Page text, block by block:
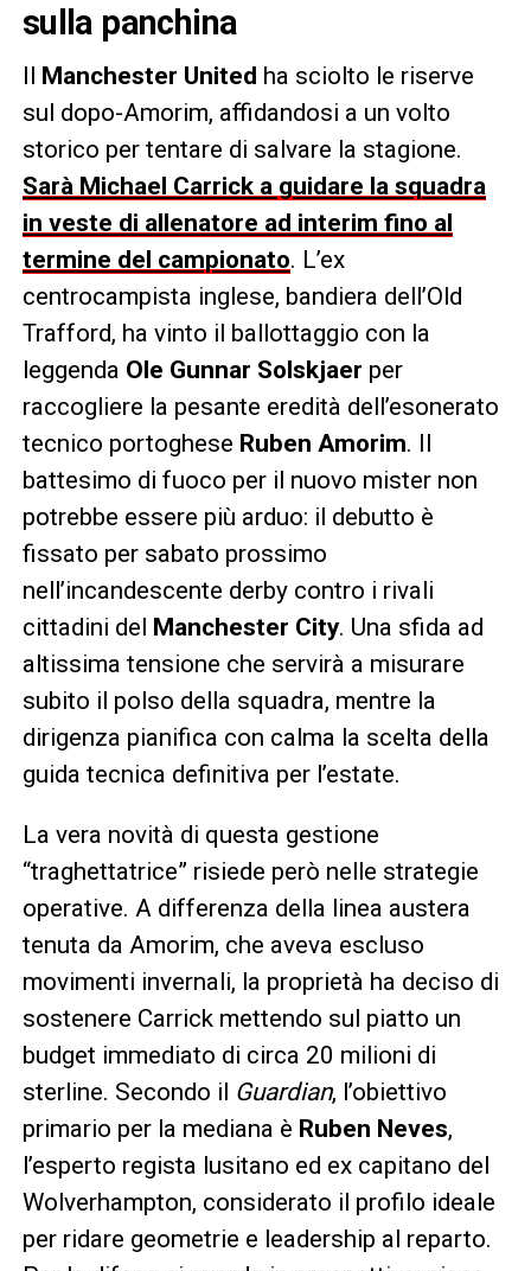
sulla panchina
Il Manchester United ha sciolto le riserve
sul dopo-Amorim, affidandosi a un volto
storico per tentare di salvare la stagione.
Sarà Michael Carrick a guidare la squadra
in veste di allenatore ad interim fino al
termine del campionato. L’ex
centrocampista inglese, bandiera dell’Old
Trafford, ha vinto il ballottaggio con la
leggenda Ole Gunnar Solskjaer per
raccogliere la pesante eredità dell’esonerato
tecnico portoghese Ruben Amorim. Il
battesimo di fuoco per il nuovo mister non
potrebbe essere più arduo: il debutto è
fissato per sabato prossimo
nell’incandescente derby contro i rivali
cittadini del Manchester City. Una sfida ad
altissima tensione che servirà a misurare
subito il polso della squadra, mentre la
dirigenza pianifica con calma la scelta della
guida tecnica definitiva per l’estate.
La vera novità di questa gestione
“traghettatrice” risiede però nelle strategie
operative. A differenza della linea austera
tenuta da Amorim, che aveva escluso
movimenti invernali, la proprietà ha deciso di
sostenere Carrick mettendo sul piatto un
budget immediato di circa 20 milioni di
sterline. Secondo il Guardian, l’obiettivo
primario per la mediana è Ruben Neves,
l’esperto regista lusitano ed ex capitano del
Wolverhampton, considerato il profilo ideale
per ridare geometrie e leadership al reparto.